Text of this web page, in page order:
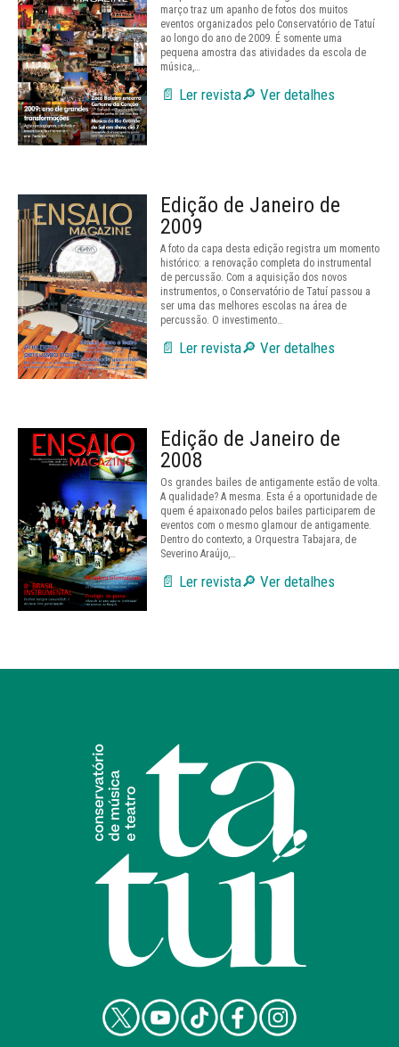
março traz um apanho de fotos dos muitos
eventos organizados pelo Conservatório de Tatuí
ao longo do ano de 2009. É somente uma
pequena amostra das atividades da escola de
música,…
📄 Ler revista🔎 Ver detalhes
Edição de Janeiro de
2009
A foto da capa desta edição registra um momento
histórico: a renovação completa do instrumental
de percussão. Com a aquisição dos novos
instrumentos, o Conservatório de Tatuí passou a
ser uma das melhores escolas na área de
percussão. O investimento…
📄 Ler revista🔎 Ver detalhes
Edição de Janeiro de
2008
Os grandes bailes de antigamente estão de volta.
A qualidade? A mesma. Esta é a oportunidade de
quem é apaixonado pelos bailes participarem de
eventos com o mesmo glamour de antigamente.
Dentro do contexto, a Orquestra Tabajara, de
Severino Araújo,…
📄 Ler revista🔎 Ver detalhes